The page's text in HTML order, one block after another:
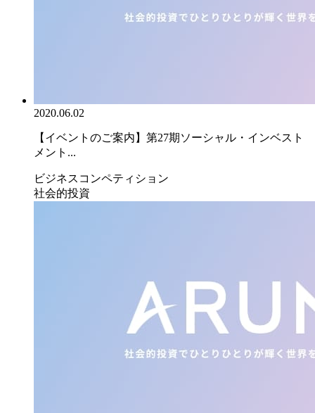
2020.06.02
【イベントのご案内】第27期ソーシャル・インベスト
メント...
ビジネスコンペティション
社会的投資